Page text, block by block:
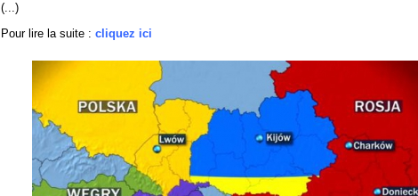
(...)
Pour lire la suite : cliquez ici